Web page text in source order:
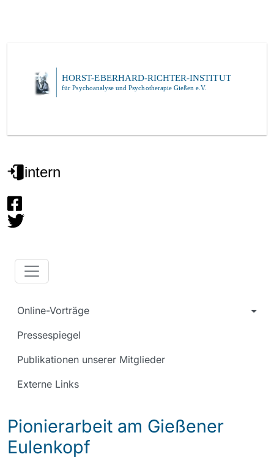
Online-Vorträge
Pressespiegel
Publikationen unserer Mitglieder
Externe Links
Pionierarbeit am Gießener
Eulenkopf